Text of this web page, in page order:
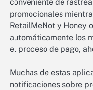
conveniente de
promocionales
RetailMeNot y Honey
automáticamente los
el proceso de pago,
Muchas de estas
notificaciones sobre